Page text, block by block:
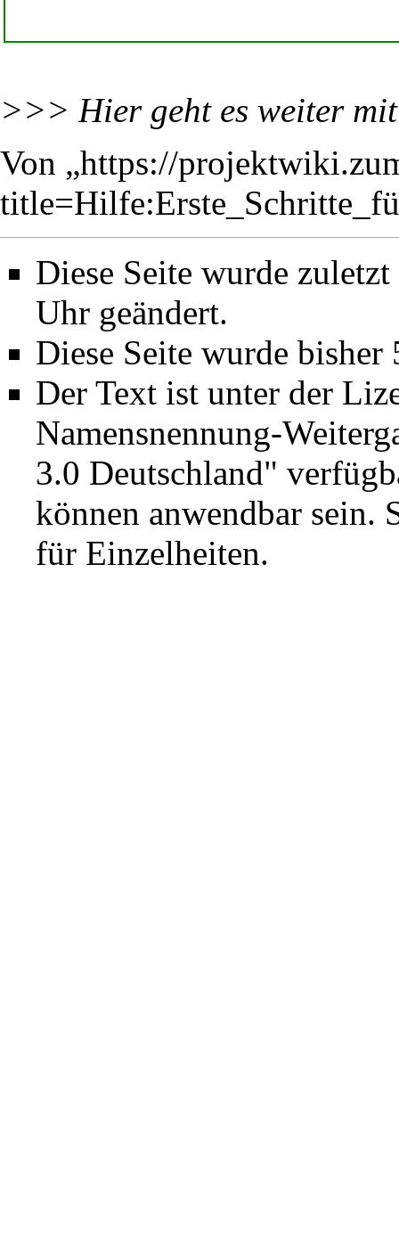
>>> Hier geht es weiter
Von „https://
Diese Seite wurde
Uhr geändert.
Diese Seite wurde
Der Text ist unter der
Namensnennung-
3.0 Deutschland"
können anwendbar sein.
für Einzelheiten.